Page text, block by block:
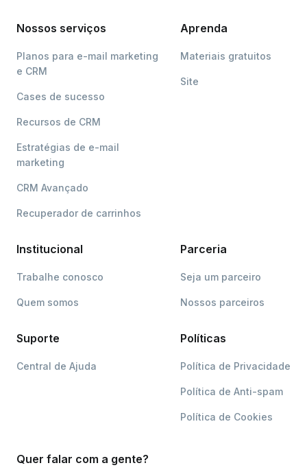
Nossos serviços
Planos para e-mail marketing
e CRM
Cases de sucesso
Recursos de CRM
Estratégias de e-mail
marketing
CRM Avançado
Recuperador de carrinhos
Aprenda
Materiais gratuitos
Site
Institucional
Trabalhe conosco
Quem somos
Parceria
Seja um parceiro
Nossos parceiros
Suporte
Central de Ajuda
Políticas
Política de Privacidade
Política de Anti-spam
Política de Cookies
Quer falar com a gente?